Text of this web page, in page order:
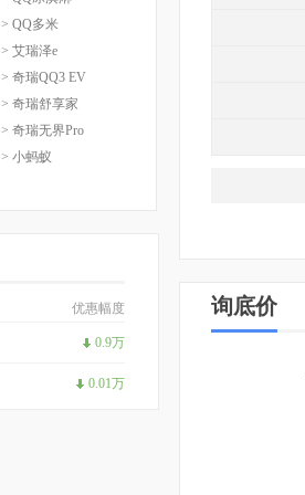
> QQ多米
> 艾瑞泽e
> 奇瑞QQ3 EV
> 奇瑞舒享家
> 奇瑞无界Pro
> 小蚂蚁
优惠幅度
0.9万
0.01万
询底价